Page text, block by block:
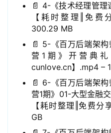
📄 4-《技术经理管
【耗时整理‖免费
300.29 MB
📄 5-《百万后端架
营1期》开营典
cunlove.cn】.mp4 –
📄 6-《百万后端架
营1期》01-大型金融
【耗时整理‖免费分
GB